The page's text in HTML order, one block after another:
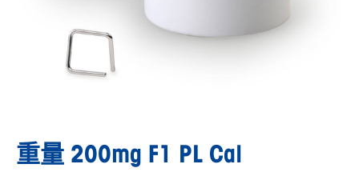
重量 200mg F1 PL Cal